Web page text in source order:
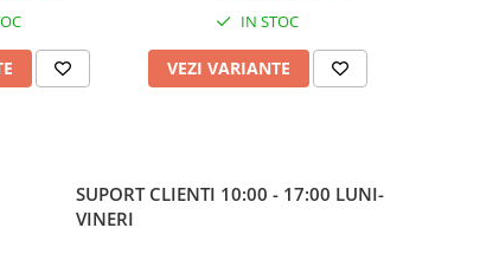
IN STOC
VEZI VARIANTE
SUPORT CLIENTI 10:00 - 17:00 LUNI-
VINERI